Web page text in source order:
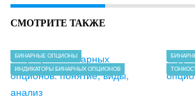
СМОТРИТЕ ТАКЖЕ
БИНАРНЫЕ ОПЦИОНЫ
ИНДИКАТОРЫ БИНАРНЫХ ОПЦИОНОВ